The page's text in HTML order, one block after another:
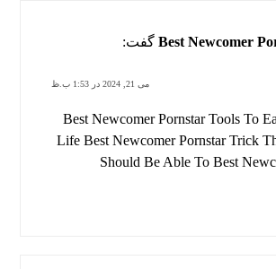
Best Newcomer گفت:
می 21, 2024 در 1:53 ب.ظ
Best Newcomer Pornstar Tools To
Life Best Newcomer Pornstar Trick
Should Be Able To Best